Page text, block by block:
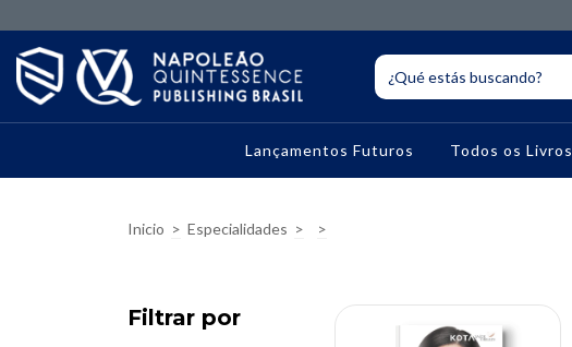
Lançamentos Futuros Todos os Livros
Inicio > Especialidades > >
Filtrar por